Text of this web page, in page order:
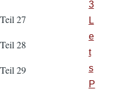
Teil 27
Teil 28
Teil 29
3
L
e
t
s
P